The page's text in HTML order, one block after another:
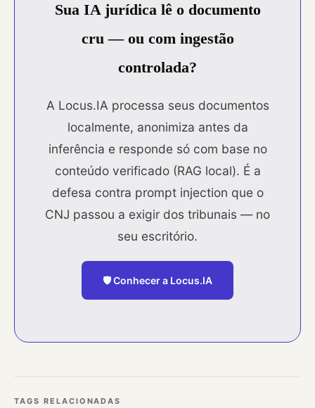
Sua IA jurídica lê o documento
cru — ou com ingestão
controlada?
A Locus.IA processa seus documentos
localmente, anonimiza antes da
inferência e responde só com base no
conteúdo verificado (RAG local). É a
defesa contra prompt injection que o
CNJ passou a exigir dos tribunais — no
seu escritório.
🛡️ Conhecer a Locus.IA
TAGS RELACIONADAS